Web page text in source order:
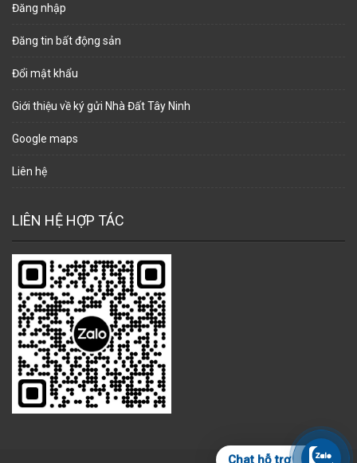
Đăng nhập
Đăng tin bất động sản
Đổi mật khẩu
Giới thiệu về ký gửi Nhà Đất Tây Ninh
Google maps
Liên hệ
LIÊN HỆ HỢP TÁC
Chat hỗ trợ